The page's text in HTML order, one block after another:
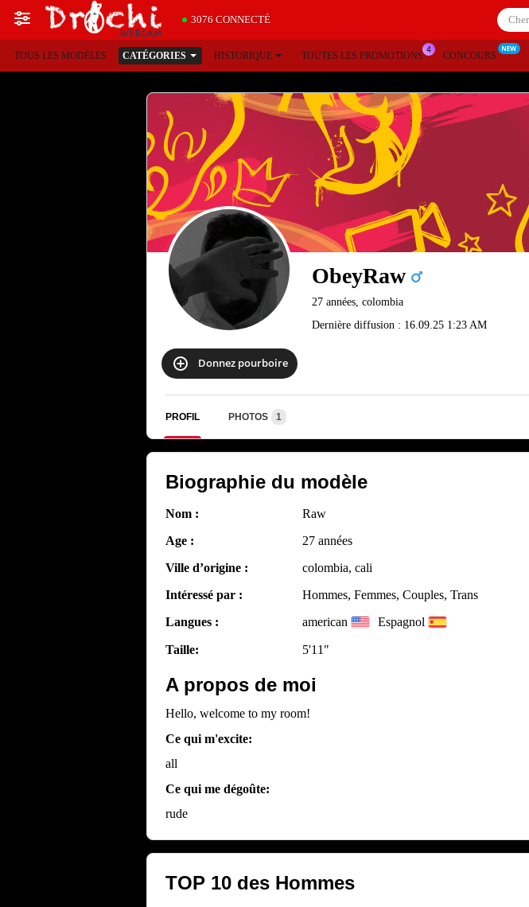
3076 CONNECTÉ
TOUS LES MODÈLES CATÉGORIES HISTORIQUE TOUTES LES PROMOTIONS CONCOURS
ObeyRaw
27 années, colombia
Dernière diffusion : 16.09.25 1:23 AM
Donnez pourboire
PROFIL PHOTOS 1
Biographie du modèle
Nom :
Raw
Age :
27 années
Ville d’origine :
colombia, cali
Intéressé par :
Hommes, Femmes, Couples, Trans
Langues :
american Espagnol
Taille: 5'11"
A propos de moi
Hello, welcome to my room!
Ce qui m'excite:
all
Ce qui me dégoûte:
rude
TOP 10 des Hommes